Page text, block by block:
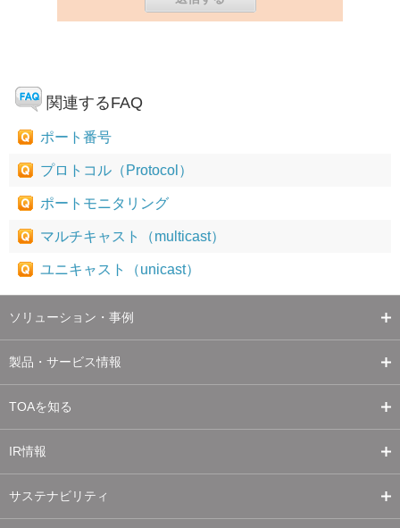
関連するFAQ
ポート番号
プロトコル（Protocol）
ポートモニタリング
マルチキャスト（multicast）
ユニキャスト（unicast）
ソリューション・事例
製品・サービス情報
TOAを知る
IR情報
サステナビリティ